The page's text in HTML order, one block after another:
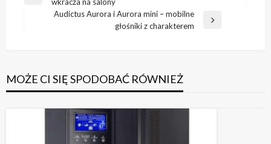
wpisuAudictus Aurora i Aurora mini – mobilne
głośniki z charakterem
MOŻE CI SIĘ SPODOBAĆ RÓWNIEŻ